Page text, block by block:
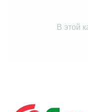
В этой